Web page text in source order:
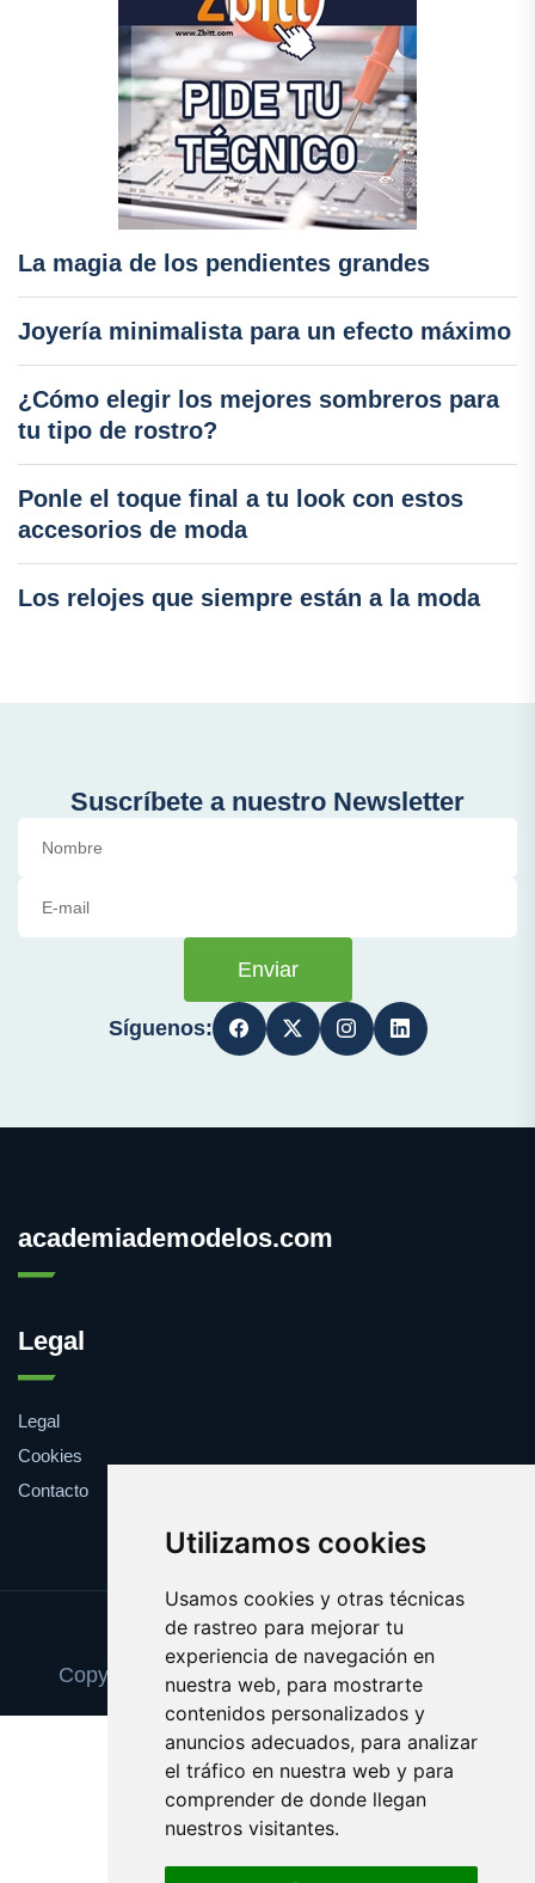
Utilizamos cookies
Usamos cookies y otras técnicas
de rastreo para mejorar tu
experiencia de navegación en
nuestra web, para mostrarte
contenidos personalizados y
anuncios adecuados, para analizar
el tráfico en nuestra web y para
comprender de donde llegan
nuestros visitantes.
La magia de los pendientes grandes
Joyería minimalista para un efecto máximo
¿Cómo elegir los mejores sombreros para
tu tipo de rostro?
Ponle el toque final a tu look con estos
accesorios de moda
Los relojes que siempre están a la moda
Suscríbete a nuestro Newsletter
Enviar
Síguenos:
academiademodelos.com
Legal
Legal
Cookies
Contacto
Update cookies preferences
Copyright © 2025 academiademodelos.com